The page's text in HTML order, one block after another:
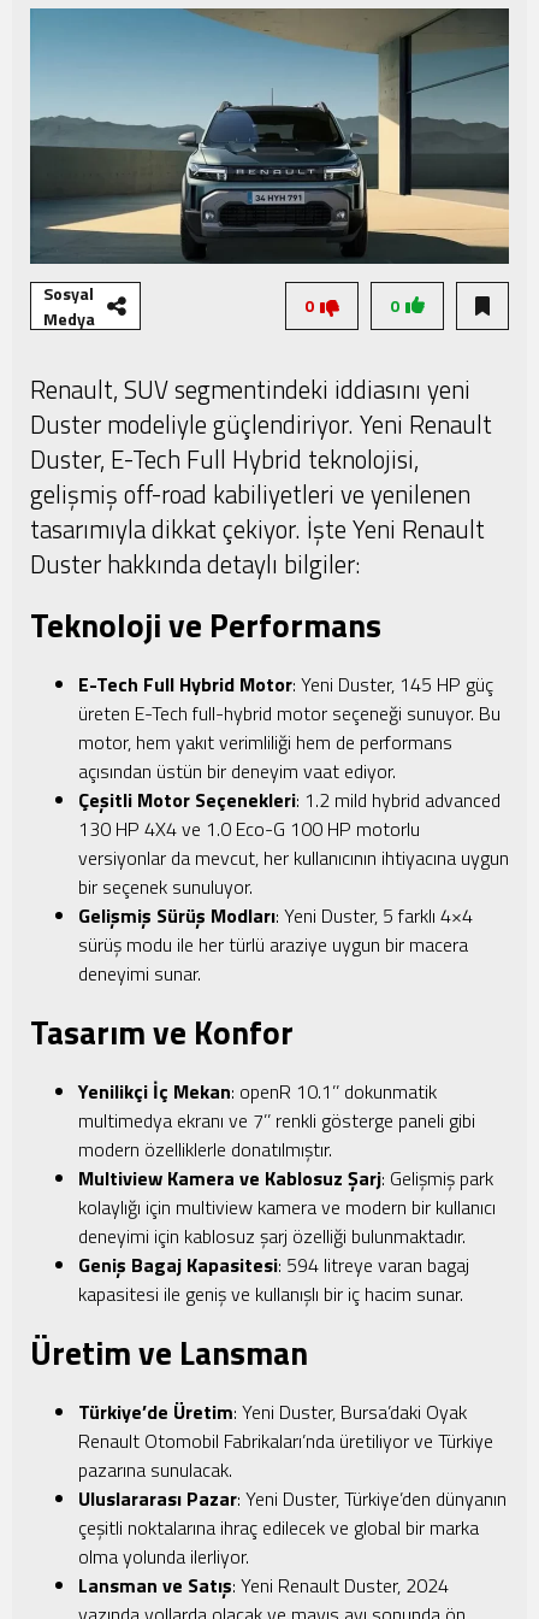
Sosyal
Medya
0
0
Renault, SUV segmentindeki iddiasını yeni
Duster modeliyle güçlendiriyor. Yeni Renault
Duster, E-Tech Full Hybrid teknolojisi,
gelişmiş off-road kabiliyetleri ve yenilenen
tasarımıyla dikkat çekiyor. İşte Yeni Renault
Duster hakkında detaylı bilgiler:
Teknoloji ve Performans
E-Tech Full Hybrid Motor: Yeni Duster, 145 HP güç
üreten E-Tech full-hybrid motor seçeneği sunuyor. Bu
motor, hem yakıt verimliliği hem de performans
açısından üstün bir deneyim vaat ediyor.
Çeşitli Motor Seçenekleri: 1.2 mild hybrid advanced
130 HP 4X4 ve 1.0 Eco-G 100 HP motorlu
versiyonlar da mevcut, her kullanıcının ihtiyacına uygun
bir seçenek sunuluyor.
Gelişmiş Sürüş Modları: Yeni Duster, 5 farklı 4×4
sürüş modu ile her türlü araziye uygun bir macera
deneyimi sunar.
Tasarım ve Konfor
Yenilikçi İç Mekan: openR 10.1’’ dokunmatik
multimedya ekranı ve 7’’ renkli gösterge paneli gibi
modern özelliklerle donatılmıştır.
Multiview Kamera ve Kablosuz Şarj: Gelişmiş park
kolaylığı için multiview kamera ve modern bir kullanıcı
deneyimi için kablosuz şarj özelliği bulunmaktadır.
Geniş Bagaj Kapasitesi: 594 litreye varan bagaj
kapasitesi ile geniş ve kullanışlı bir iç hacim sunar.
Üretim ve Lansman
Türkiye’de Üretim: Yeni Duster, Bursa’daki Oyak
Renault Otomobil Fabrikaları’nda üretiliyor ve Türkiye
pazarına sunulacak.
Uluslararası Pazar: Yeni Duster, Türkiye’den dünyanın
çeşitli noktalarına ihraç edilecek ve global bir marka
olma yolunda ilerliyor.
Lansman ve Satış: Yeni Renault Duster, 2024